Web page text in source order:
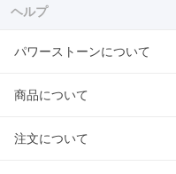
ヘルプ
パワーストーンについて
商品について
注文について